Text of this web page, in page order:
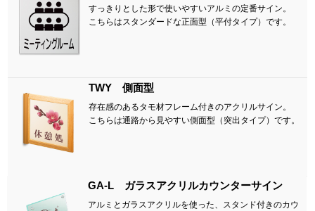
すっきりとした形で使いやすいアルミの定番サイン。
こちらはスタンダードな正面型（平付タイプ）です。
TWY 側面型
存在感のあるタモ材フレーム付きのアクリルサイン。
こちらは通路から見やすい側面型（突出タイプ）です。
GA-L ガラスアクリルカウンターサイン
アルミとガラスアクリルを使った、スタンド付きのカウ